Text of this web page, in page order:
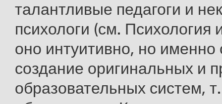
талантливые педагоги и
психологи (см. Психология
оно интуитивно, но именно
создание оригинальных и
образовательных систем,